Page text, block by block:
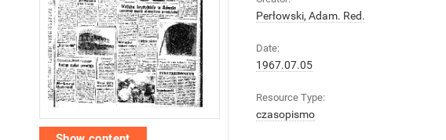
Perłowski, Adam. Red.
Date:
1967.07.05
Resource Type:
czasopismo